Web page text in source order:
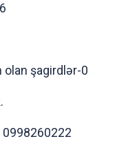
olan şagirdlər-0
0998260222